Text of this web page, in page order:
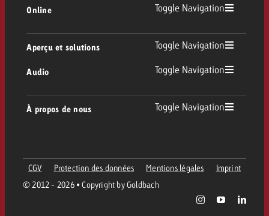
Directives publicitaires TV
Out of Home
Affichage
Digital Out of Home
Contacter l’équipe Out of Home
Online Toggle Navigation
Livraison de supports publicitaires Online
Aperçu et solutions Toggle Navigation
Conseil & Crossmedia
Portfolio Goldbach
Formats publicitaires
Audio Toggle Navigation
Digital Audio
À propos de nous Toggle Navigation
Équipe
© 2012 - 2026 • Copyright by Goldbach
CGV Protection des données Mentions légales Imprint